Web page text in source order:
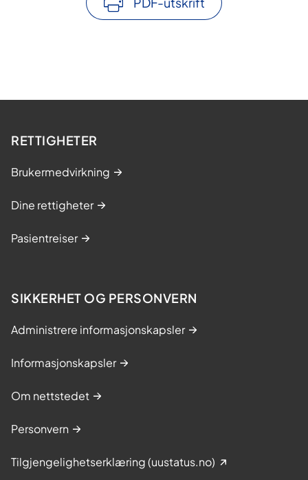
RETTIGHETER
Brukermedvirkning
Dine rettigheter
Pasientreiser
SIKKERHET OG PERSONVERN
Administrere informasjonskapsler
Informasjonskapsler
Om nettstedet
Personvern
Tilgjengelighetserklæring (uustatus.no)